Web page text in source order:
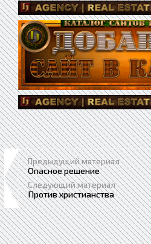
Предыдущий материал
Опасное решение
Следующий материал
Против христианства